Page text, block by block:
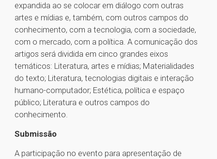
expandida ao se colocar em diálogo com outras
artes e mídias e, também, com outros campos do
conhecimento, com a tecnologia, com a sociedade,
com o mercado, com a política. A comunicação dos
artigos será dividida em cinco grandes eixos
temáticos: Literatura, artes e mídias; Materialidades
do texto; Literatura, tecnologias digitais e interação
humano-computador; Estética, política e espaço
público; Literatura e outros campos do
conhecimento.
Submissão
A participação no evento para apresentação de